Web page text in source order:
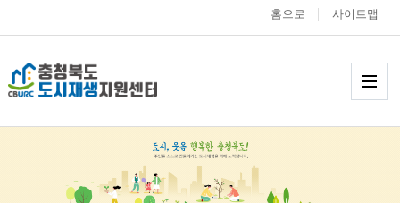
충청북도 도시재
홈으로 사이트맵